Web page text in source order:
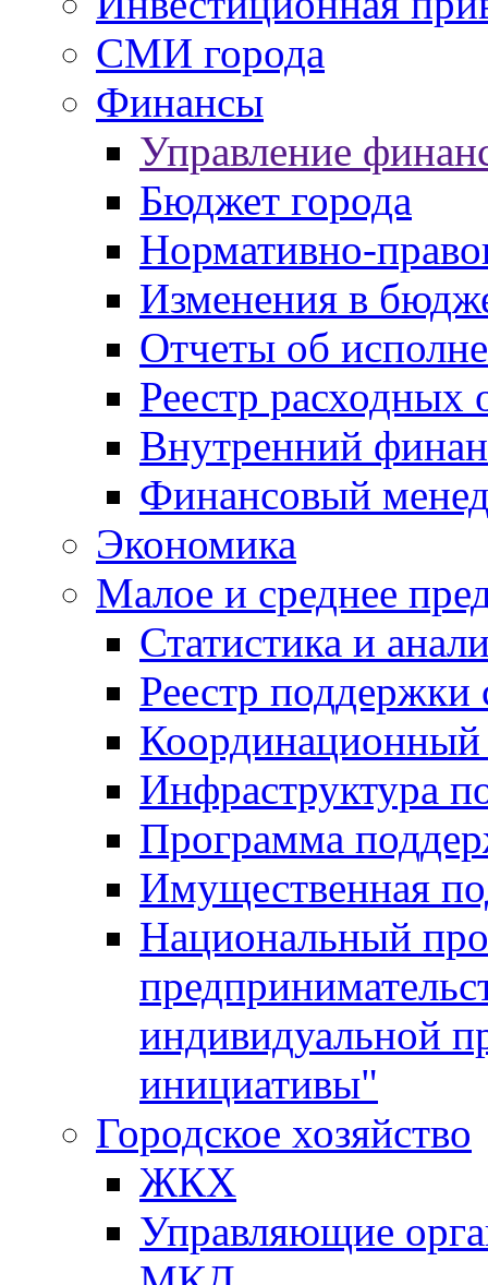
СМИ города
Финансы
Управление
Бюджет города
Нормативно-
Изменения в
Отчеты об
Реестр расходных
Внутренний
Финансовый
Экономика
Малое и среднее
Статистика и
Реестр
Координационный
Инфраструктура
Программа
Имущественная
Национальный
индивидуальной
инициативы"
Городское хозяйство
ЖКХ
Управляющие